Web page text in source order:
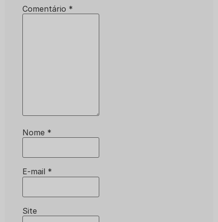
Comentário *
Nome *
E-mail *
Site